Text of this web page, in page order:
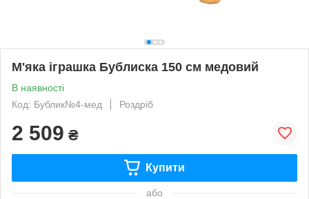
М'яка іграшка Бублиска 150 см медовий
В наявності
Код: Бублик№4-мед
Роздріб
2 509 ₴
Купити
або